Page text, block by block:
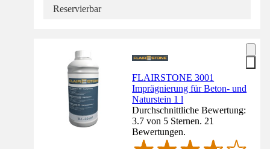
Reservierbar
FLAIRSTONE 3001
Imprägnierung für Beton- und
Naturstein 1 l
Durchschnittliche Bewertung:
3.7 von 5 Sternen. 21
Bewertungen.